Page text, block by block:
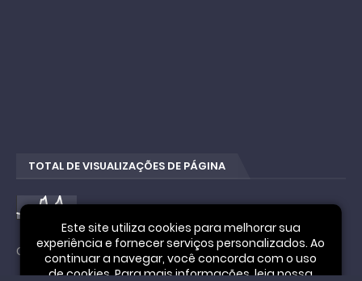
TOTAL DE VISUALIZAÇÕES DE PÁGINA
Cookie Notice
Este site utiliza cookies para melhorar sua
experiência e fornecer serviços personalizados. Ao
continuar a navegar, você concorda com o uso
de cookies. Para mais informações, leia nossa